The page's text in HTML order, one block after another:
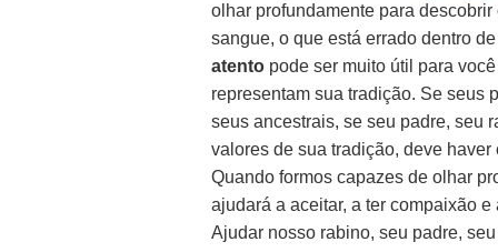
olhar profundamente para
sangue, o que está errado dentro
atento pode ser muito útil para
representam sua tradição. Se seus
seus ancestrais, se seu padre, seu
valores de sua tradição, deve
Quando formos capazes de olhar
ajudará a aceitar, a ter compaixão
Ajudar nosso rabino, seu padre,